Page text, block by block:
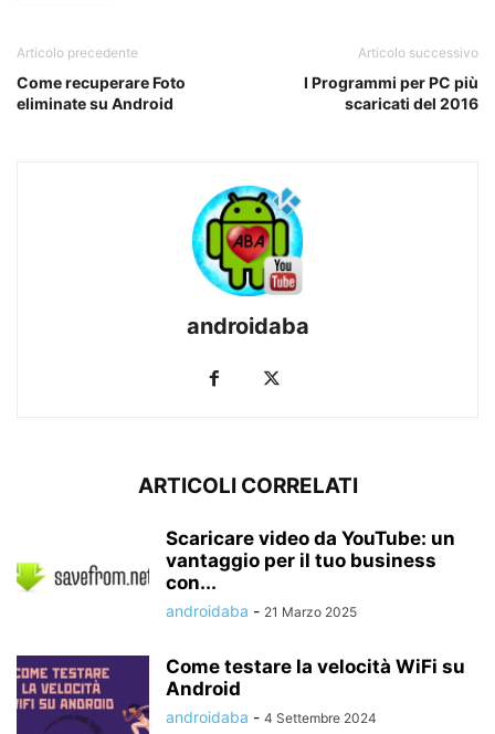
Articolo precedente
Come recuperare Foto
eliminate su Android
Articolo successivo
I Programmi per PC più
scaricati del 2016
androidaba
ARTICOLI CORRELATI
Scaricare video da YouTube: un
vantaggio per il tuo business
con...
androidaba - 21 Marzo 2025
Come testare la velocità WiFi su
Android
androidaba - 4 Settembre 2024